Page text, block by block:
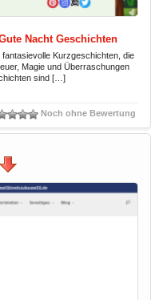
Nacht Geschichten
Kurzgeschichten, die
Magie und Überraschungen
sind […]
Noch ohne Bewertung